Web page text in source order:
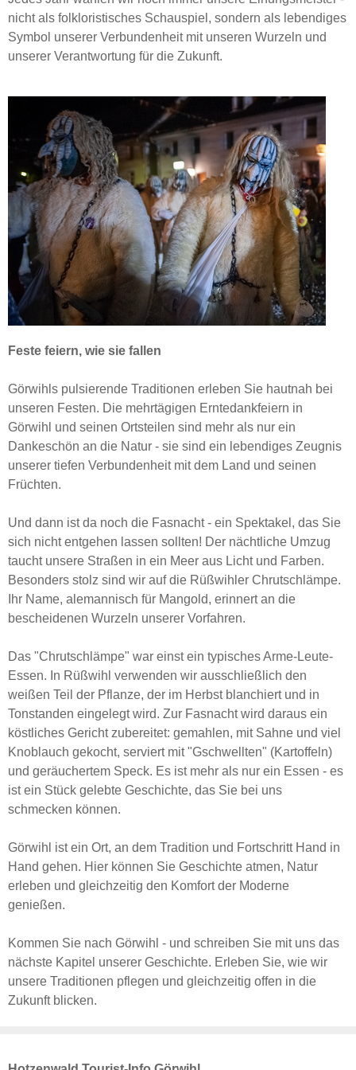
nicht als folkloristisches Schauspiel, sondern als lebendiges
Symbol unserer Verbundenheit mit unseren Wurzeln und
unserer Verantwortung für die Zukunft.
Feste feiern, wie sie fallen
Görwihls pulsierende Traditionen erleben Sie hautnah bei
unseren Festen. Die mehrtägigen Erntedankfeiern in
Görwihl und seinen Ortsteilen sind mehr als nur ein
Dankeschön an die Natur - sie sind ein lebendiges Zeugnis
unserer tiefen Verbundenheit mit dem Land und seinen
Früchten.
Und dann ist da noch die Fasnacht - ein Spektakel, das Sie
sich nicht entgehen lassen sollten! Der nächtliche Umzug
taucht unsere Straßen in ein Meer aus Licht und Farben.
Besonders stolz sind wir auf die Rüßwihler Chrutschlämpe.
Ihr Name, alemannisch für Mangold, erinnert an die
bescheidenen Wurzeln unserer Vorfahren.
Das "Chrutschlämpe" war einst ein typisches Arme-Leute-
Essen. In Rüßwihl verwenden wir ausschließlich den
weißen Teil der Pflanze, der im Herbst blanchiert und in
Tonstanden eingelegt wird. Zur Fasnacht wird daraus ein
köstliches Gericht zubereitet: gemahlen, mit Sahne und viel
Knoblauch gekocht, serviert mit "Gschwellten" (Kartoffeln)
und geräuchertem Speck. Es ist mehr als nur ein Essen - es
ist ein Stück gelebte Geschichte, das Sie bei uns
schmecken können.
Görwihl ist ein Ort, an dem Tradition und Fortschritt Hand in
Hand gehen. Hier können Sie Geschichte atmen, Natur
erleben und gleichzeitig den Komfort der Moderne
genießen.
Kommen Sie nach Görwihl - und schreiben Sie mit uns das
nächste Kapitel unserer Geschichte. Erleben Sie, wie wir
unsere Traditionen pflegen und gleichzeitig offen in die
Zukunft blicken.